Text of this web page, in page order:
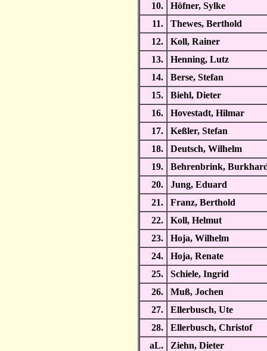
10.
Höfner, Sylke
11.
Thewes, Berthold
12.
Koll, Rainer
13.
Henning, Lutz
14.
Berse, Stefan
15.
Biehl, Dieter
16.
Hovestadt, Hilmar
17.
Keßler, Stefan
18.
Deutsch, Wilhelm
19.
Behrenbrink,
20.
Jung, Eduard
21.
Franz, Berthold
22.
Koll, Helmut
23.
Hoja, Wilhelm
24.
Hoja, Renate
25.
Schiele, Ingrid
26.
Muß, Jochen
27.
Ellerbusch, Ute
28.
Ellerbusch, Christof
aL.
Ziehn, Dieter